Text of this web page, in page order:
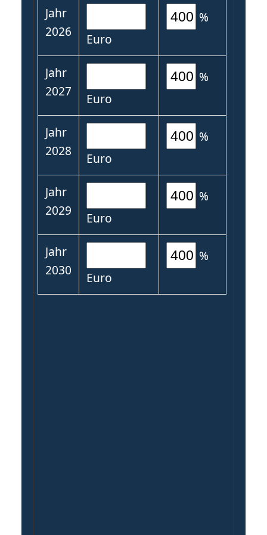
Jahr
2026
Euro
%
Jahr
2027
Euro
%
Jahr
2028
Euro
%
Jahr
2029
Euro
%
Jahr
2030
Euro
%